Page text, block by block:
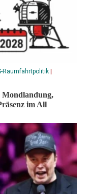
Raumfahrtpolitik |
im All